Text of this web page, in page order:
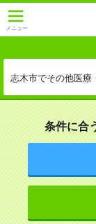
メニュー
志木市でその他医療
条件に合